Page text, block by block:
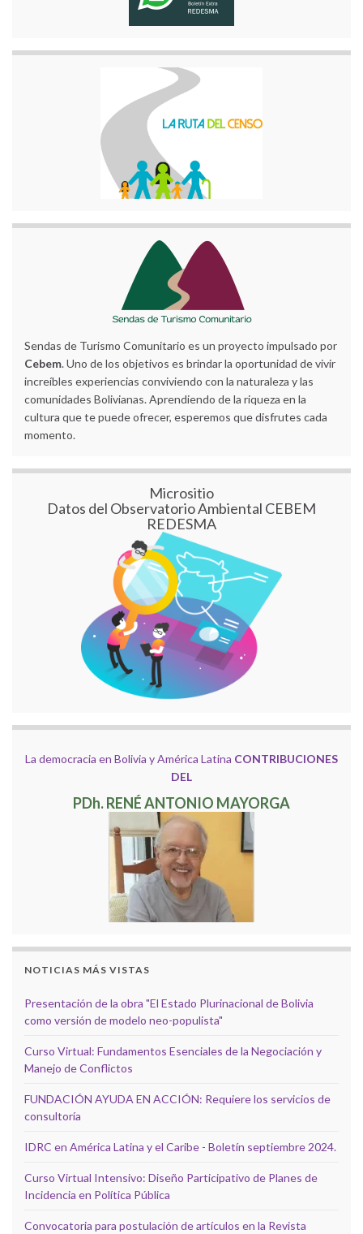
Sendas de Turismo Comunitario es un proyecto impulsado por
Cebem. Uno de los objetivos es brindar la oportunidad de vivir
increíbles experiencias conviviendo con la naturaleza y las
comunidades Bolivianas. Aprendiendo de la riqueza en la
cultura que te puede ofrecer, esperemos que disfrutes cada
momento.
Micrositio
Datos del Observatorio Ambiental CEBEM
REDESMA
La democracia en Bolivia y América Latina CONTRIBUCIONES
DEL
PDh. RENÉ ANTONIO MAYORGA
NOTICIAS MÁS VISTAS
Presentación de la obra "El Estado Plurinacional de Bolivia
como versión de modelo neo-populista"
Curso Virtual: Fundamentos Esenciales de la Negociación y
Manejo de Conflictos
FUNDACIÓN AYUDA EN ACCIÓN: Requiere los servicios de
consultoría
IDRC en América Latina y el Caribe - Boletín septiembre 2024.
Curso Virtual Intensivo: Diseño Participativo de Planes de
Incidencia en Política Pública
Convocatoria para postulación de artículos en la Revista